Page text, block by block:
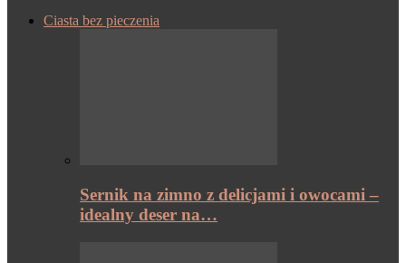
Ciasta bez pieczenia
Sernik na zimno z delicjami i owocami –
idealny deser na…